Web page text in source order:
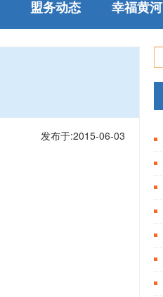
盟务动态 幸福黄河
发布于:2015-06-03